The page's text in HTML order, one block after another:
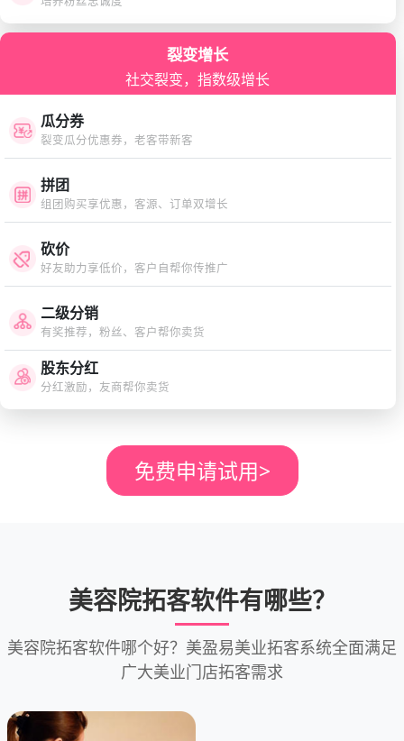
裂变增长
社交裂变，指数级增长
瓜分券
裂变瓜分优惠券，老客带新客
拼团
组团购买享优惠，客源、订单双增长
砍价
好友助力享低价，客户自帮你传推广
二级分销
有奖推荐，粉丝、客户帮你卖货
股东分红
分红激励，友商帮你卖货
免费申请试用>
美容院拓客软件有哪些？
美容院拓客软件哪个好？美盈易美业拓客系统全面满足
广大美业门店拓客需求